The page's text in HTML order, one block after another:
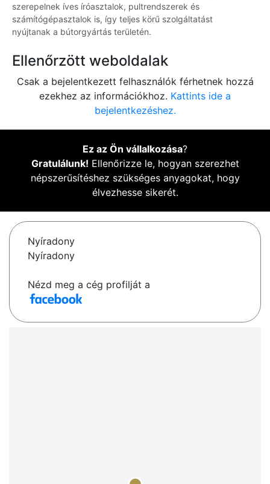
szerepelnek íves íróasztalok, pultrendszerek és
számítógépasztalok is, így teljes körű szolgáltatást
nyújtanak a bútorgyártás területén.
Ellenőrzött weboldalak
Csak a bejelentkezett felhasználók férhetnek hozzá
ezekhez az információkhoz. Kattints ide a
bejelentkezéshez.
Ez az Ön vállalkozása?
Gratulálunk! Ellenőrizze le, hogyan szerezhet
népszerűsítéshez szükséges anyagokat, hogy
élvezhesse sikerét.
Nyíradony
Nyíradony
Nézd meg a cég profilját a